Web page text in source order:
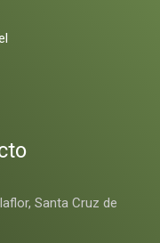
Santa Cruz de